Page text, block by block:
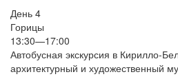
День 4
Горицы
13:30—17:00
Автобусная экскурсия в Кирилло-
архитектурный и художественный